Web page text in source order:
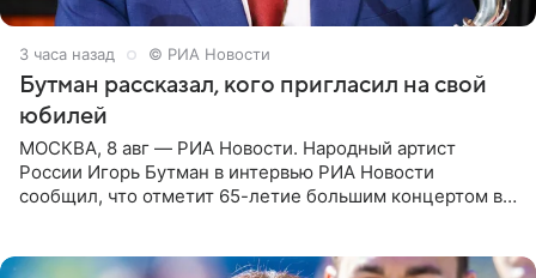
3 часа назад © РИА Новости
Бутман рассказал, кого пригласил на свой
юбилей
МОСКВА, 8 авг — РИА Новости. Народный артист
России Игорь Бутман в интервью РИА Новости
сообщил, что отметит 65-летие большим концертом в